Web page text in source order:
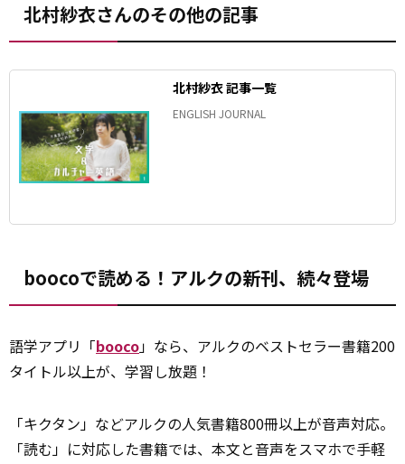
北村紗衣さんのその他の記事
北村紗衣 記事一覧
ENGLISH JOURNAL
boocoで読める！アルクの新刊、続々登場
語学アプリ「booco」なら、アルクのベストセラー書籍200
タイトル以上が、学習し放題！
「キクタン」などアルクの人気書籍800冊以上が音声対応。
「読む」に対応した書籍では、本文と音声をスマホで手軽